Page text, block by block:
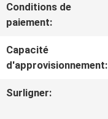
CONTACT
NOUVELLES
TOUS
Conditions de
paiement:
Capacité
d'approvisionnement:
Surligner: